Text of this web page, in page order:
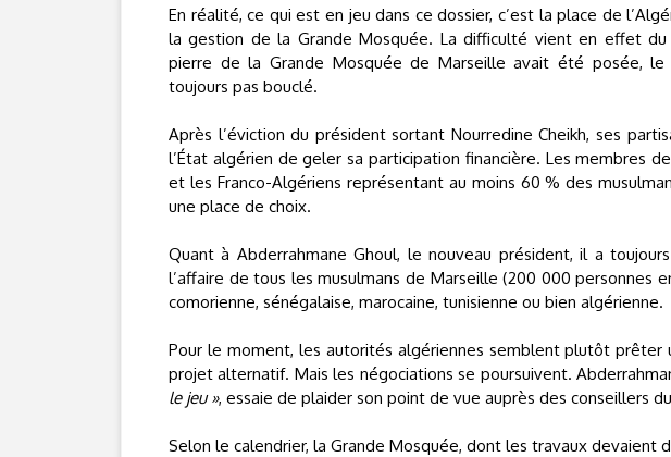
En réalité, ce qui est en jeu dans ce dossier, c’est la place de
la gestion de la Grande Mosquée. La difficulté vient en effet
pierre de la Grande Mosquée de Marseille avait été posée, le
toujours pas bouclé.
Après l’éviction du président sortant Nourredine Cheikh, ses
l’État algérien de geler sa participation financière. Les membres
et les Franco-Algériens représentant au moins 60 % des
une place de choix.
Quant à Abderrahmane Ghoul, le nouveau président, il a
l’affaire de tous les musulmans de Marseille (200 000 personnes
comorienne, sénégalaise, marocaine, tunisienne ou bien algérienne.
Pour le moment, les autorités algériennes semblent plutôt
projet alternatif. Mais les négociations se poursuivent.
le jeu », essaie de plaider son point de vue auprès des conseillers
Selon le calendrier, la Grande Mosquée, dont les travaux devaient